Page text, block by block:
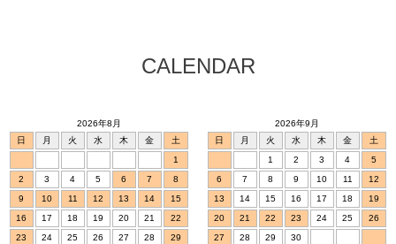
CALENDAR
2026年8月
日
月 火 水 木 金
土
1
2
3 4 5 6 7
8
9
10 11 12 13 14
15
16
17 18 19 20 21
22
23
24 25 26 27 28
29
2026年9月
日
月 火 水 木 金
土
1
2 3 4
5
6
7 8 9 10 11
12
13
14 15 16 17 18
19
20
21 22 23 24 25
26
27
28 29 30